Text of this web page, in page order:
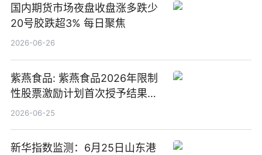
国内期货市场夜盘收盘涨多跌少
20号胶跌超3% 每日聚焦
2026-06-26
紫燕食品: 紫燕食品2026年限制
性股票激励计划首次授予结果公
告-微资讯
2026-06-25
新华指数监测：6月25日山东港